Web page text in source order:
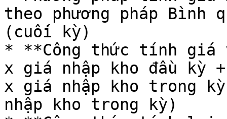
theo phương pháp Bình
(cuối kỳ)
* **Công thức tính giá
x giá nhập kho đầu kỳ
x giá nhập kho trong
nhập kho trong kỳ)